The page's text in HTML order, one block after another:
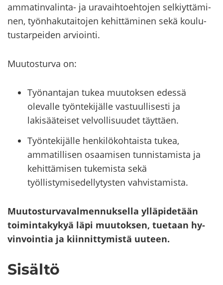
ammatinvalinta-​ ja ura­vaih­toeh­to­jen sel­kiyt­tä­mi­
nen, työn­ha­ku­tai­to­jen ke­hit­tä­mi­nen sekä kou­lu­
tus­tar­pei­den ar­vioin­ti.
Muu­tos­tur­va on:
Työnantajan tukea muutoksen edessä
olevalle työntekijälle vastuullisesti ja
lakisääteiset velvollisuudet täyttäen.
Työntekijälle henkilökohtaista tukea,
ammatillisen osaamisen tunnistamista ja
kehittämisen tukemista sekä
työllistymisedellytysten vahvistamista.
Muu­tos­tur­va­val­men­nuk­sel­la yl­lä­pi­de­tään
toi­min­ta­ky­kyä läpi muu­tok­sen, tue­taan hy­
vin­voin­tia ja kiin­nit­ty­mis­tä uu­teen.
Si­säl­tö